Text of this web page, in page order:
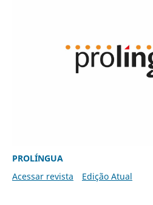
PROLÍNGUA
Acessar revista
Edição Atual